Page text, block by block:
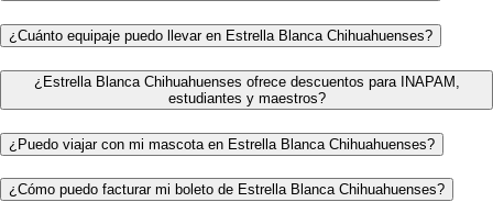
¿Cuánto equipaje puedo llevar en Estrella Blanca Chihuahuenses?
¿Estrella Blanca Chihuahuenses ofrece descuentos para INAPAM,
estudiantes y maestros?
¿Puedo viajar con mi mascota en Estrella Blanca Chihuahuenses?
¿Cómo puedo facturar mi boleto de Estrella Blanca Chihuahuenses?